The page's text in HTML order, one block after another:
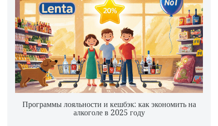
Программы лояльности и кешбэк: как экономить на
алкоголе в 2025 году